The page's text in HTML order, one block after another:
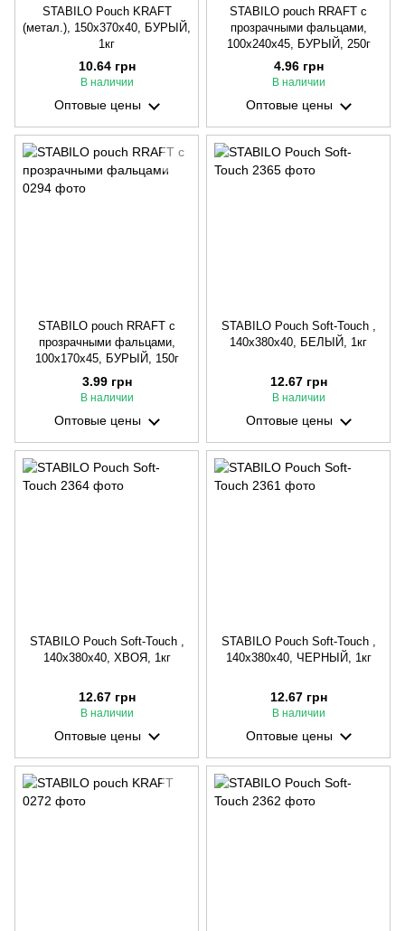
STABILO Pouch KRAFT
(метал.), 150х370х40, БУРЫЙ,
1кг
10.64 грн
В наличии
Оптовые цены
STABILO pouch RRAFT с
прозрачными фальцами,
100х240х45, БУРЫЙ, 250г
4.96 грн
В наличии
Оптовые цены
STABILO pouch RRAFT с
прозрачными фальцами,
100х170х45, БУРЫЙ, 150г
3.99 грн
В наличии
Оптовые цены
STABILO Pouch Soft-Touch ,
140х380х40, БЕЛЫЙ, 1кг
12.67 грн
В наличии
Оптовые цены
STABILO Pouch Soft-Touch ,
140х380х40, ХВОЯ, 1кг
12.67 грн
В наличии
Оптовые цены
STABILO Pouch Soft-Touch ,
140х380х40, ЧЕРНЫЙ, 1кг
12.67 грн
В наличии
Оптовые цены